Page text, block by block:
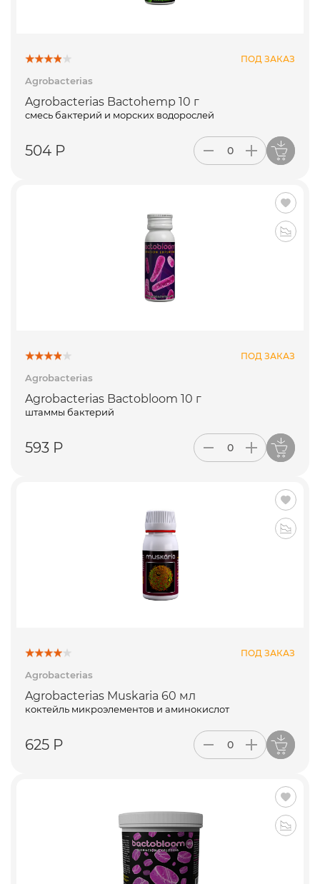
ПОД ЗАКАЗ
Agrobacterias
Agrobacterias Bactohemp 10 г
смесь бактерий и морских водорослей
504 Р
ПОД ЗАКАЗ
Agrobacterias
Agrobacterias Bactobloom 10 г
штаммы бактерий
593 Р
ПОД ЗАКАЗ
Agrobacterias
Agrobacterias Muskaria 60 мл
коктейль микроэлементов и аминокислот
625 Р